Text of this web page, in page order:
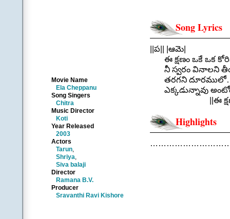
Movie Name
Ela Cheppanu
Song Singers
Chitra
Music Director
Koti
Year Released
2003
Actors
Tarun,
Shriya,
Siva balaji
Director
Ramana B.V.
Producer
Sravanthi Ravi Kishore
Song Lyrics
||ప|| |ఆమె|
ఈ క్షణం ఒకే ఒక
నీ స్వరం వినాలని
తరగని
ఎక్కడున్నావు
||ఈ
||చ|| |ఆమె|
ఎన్ని వేల నిమిషాలో
Highlights